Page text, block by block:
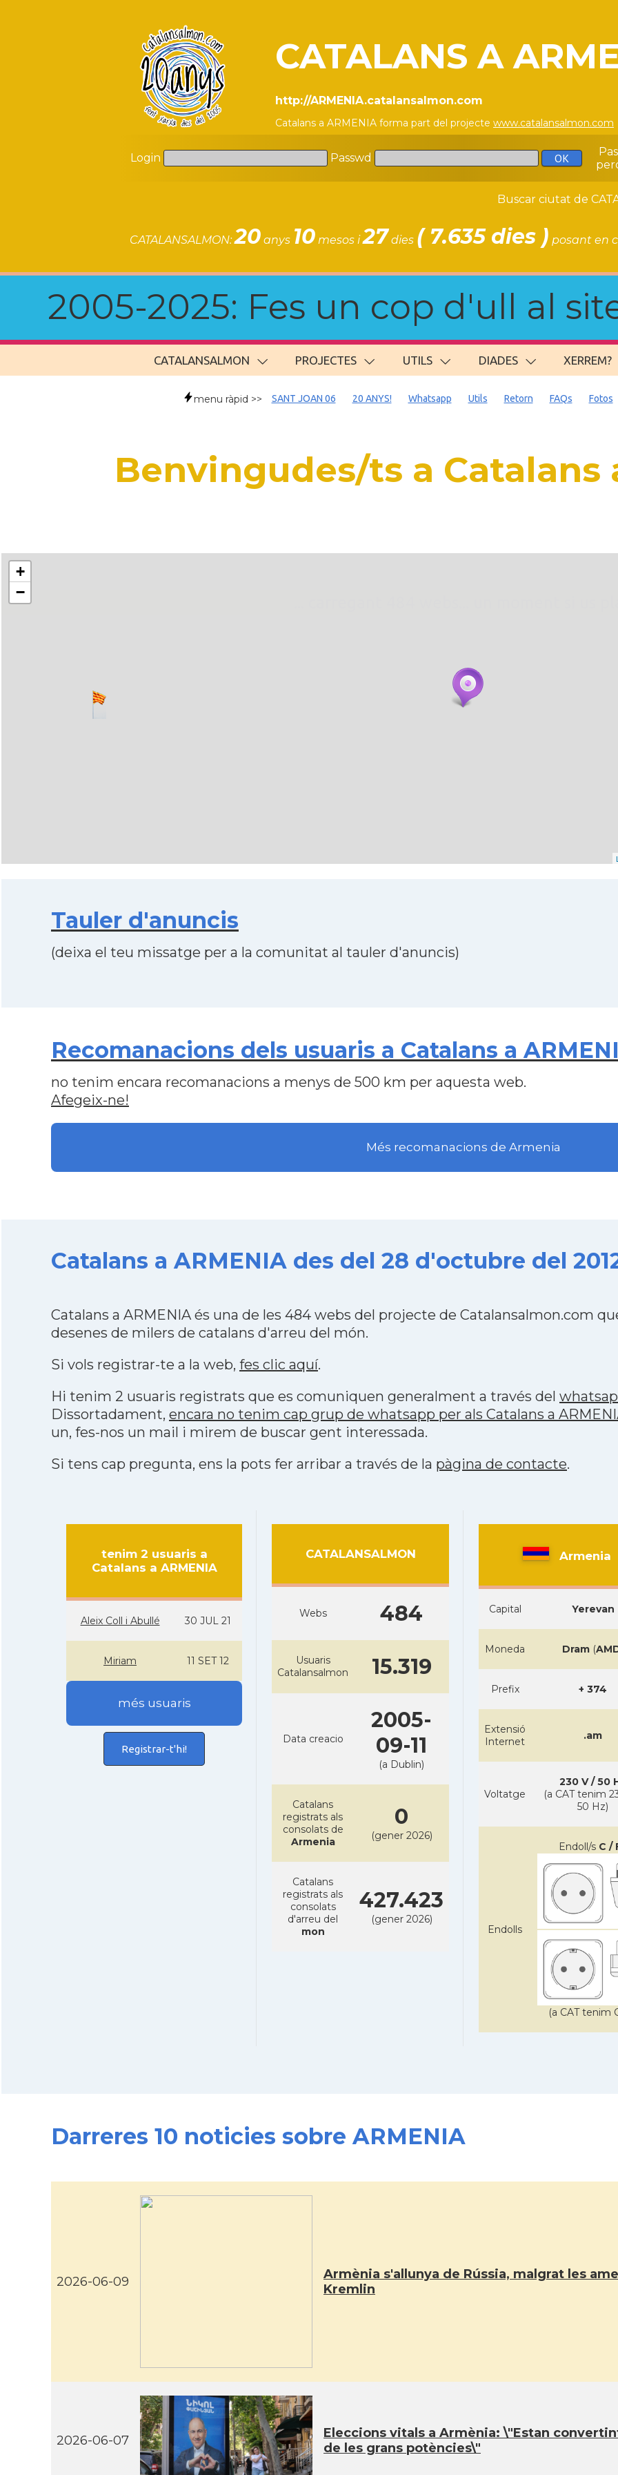
CATALANS A
http://ARMENIA.catalansalmon.com
Catalans a ARMENIA forma part del projecte www.catalansalmon.com
Login Passwd
Buscar ciutat de
CATALANSALMON:20 anys 10 mesos i27 dies ( 7.635 dies ) posant en
2005-2025: Fes un cop d'ull al
CATALANSALMON PROJECTES UTILS DIADES XERREM?
menu ràpid >> SANT JOAN 06 20 ANYS! Whatsapp Utils Retorn FAQs Fotos
Benvingudes/ts a Catalans
+
−
Tauler d'anuncis
(deixa el teu missatge per a la comunitat al tauler d'anuncis)
Recomanacions dels usuaris a Catalans a
no tenim encara recomanacions a menys de 500 km per aquesta web.
Afegeix-ne!
Més recomanacions de Armenia
Catalans a ARMENIA des del 28 d'octubre del
Catalans a ARMENIA és una de les 484 webs del projecte de Catalansalmon.com
desenes de milers de catalans d'arreu del món.
Si vols registrar-te a la web, fes clic aquí.
Hi tenim 2 usuaris registrats que es comuniquen generalment a través del
Dissortadament, encara no tenim cap grup de whatsapp per als Catalans a
un, fes-nos un mail i mirem de buscar gent interessada.
Si tens cap pregunta, ens la pots fer arribar a través de la pàgina de contacte.
tenim 2 usuaris a
Catalans a ARMENIA
Aleix Coll i Abullé 30 JUL 21
Miriam 11 SET 12
més usuaris
Registrar-t'hi!
CATALANSALMON
Webs 484
Usuaris
Catalansalmon
15.319
Data creacio
2005-
09-11
(a Dublin)
Catalans
registrats als
consolats de
Armenia
0
(gener 2026)
Catalans
registrats als
consolats
d'arreu del
mon
427.423
(gener 2026)
Armenia
Capital Yerevan
Moneda Dram (
Prefix + 374
Extensió
Internet
.am
Voltatge
230 V / 50
(a CAT tenim
50 Hz)
Endolls
Endoll/s C /
(a CAT tenim
Darreres 10 noticies sobre ARMENIA
2026-06-09
Armènia s'allunya de Rússia, malgrat les
Kremlin
2026-06-07
Eleccions vitals a Armènia: \"Estan
de les grans potències\"